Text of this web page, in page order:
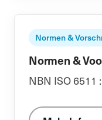
Normen &
Normen &
NBN ISO